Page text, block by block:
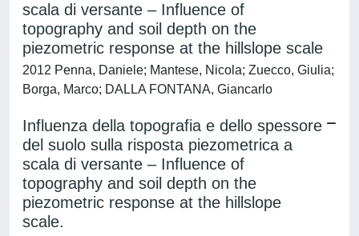
scala di versante – Influence of
topography and soil depth on the
piezometric response at the hillslope scale
2012 Penna, Daniele; Mantese, Nicola; Zuecco, Giulia;
Borga, Marco; DALLA FONTANA, Giancarlo
Influenza della topografia e dello spessore
del suolo sulla risposta piezometrica a
scala di versante – Influence of
topography and soil depth on the
piezometric response at the hillslope
scale.